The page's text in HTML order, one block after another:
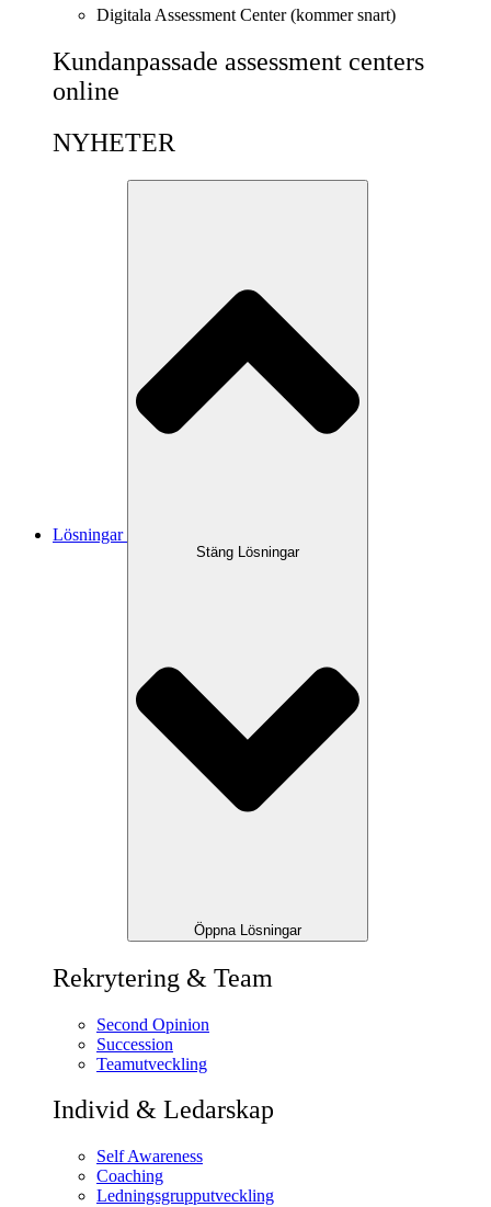
Digitala Assessment Center (kommer snart)
Kundanpassade assessment centers
online
NYHETER
Lösningar
Stäng Lösningar
Öppna Lösningar
Rekrytering & Team
Second Opinion
Succession
Teamutveckling
Individ & Ledarskap
Self Awareness
Coaching
Ledningsgrupputveckling